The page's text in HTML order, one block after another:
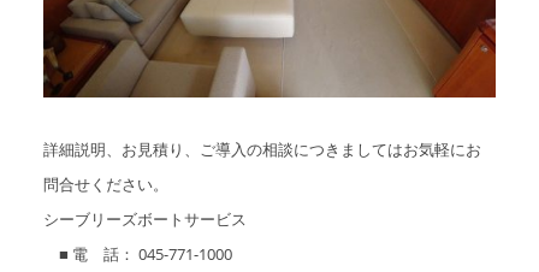
詳細説明、お見積り、ご導入の相談につきましてはお気軽にお
問合せください。
シーブリーズボートサービス
■ 電 話： 045-771-1000